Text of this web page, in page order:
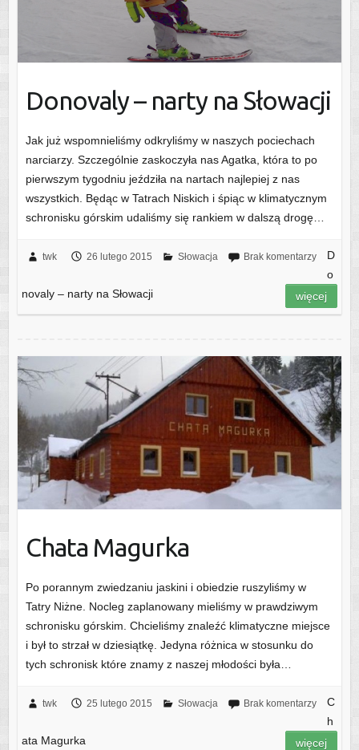
Donovaly – narty na Słowacji
Jak już wspomnieliśmy odkryliśmy w naszych pociechach
narciarzy. Szczególnie zaskoczyła nas Agatka, która to po
pierwszym tygodniu jeździła na nartach najlepiej z nas
wszystkich. Będąc w Tatrach Niskich i śpiąc w klimatycznym
schronisku górskim udaliśmy się rankiem w dalszą drogę…
twk 26 lutego 2015 Słowacja Brak komentarzy
D
o
novaly – narty na Słowacji
więcej
Chata Magurka
Po porannym zwiedzaniu jaskini i obiedzie ruszyliśmy w
Tatry Niżne. Nocleg zaplanowany mieliśmy w prawdziwym
schronisku górskim. Chcieliśmy znaleźć klimatyczne miejsce
i był to strzał w dziesiątkę. Jedyna różnica w stosunku do
tych schronisk które znamy z naszej młodości była…
twk 25 lutego 2015 Słowacja Brak komentarzy
C
h
ata Magurka
więcej